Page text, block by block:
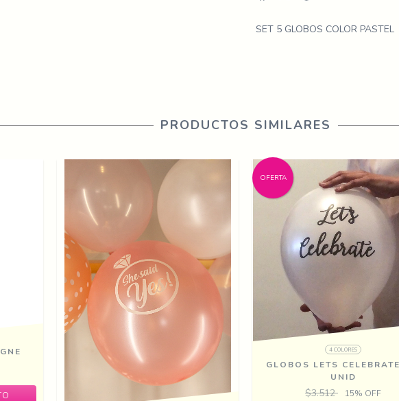
SET 5 GLOBOS COLOR PASTEL
PRODUCTOS SIMILARES
OFERTA
4 COLORES
GLOBOS LETS
UNID
$3.512 15% OFF